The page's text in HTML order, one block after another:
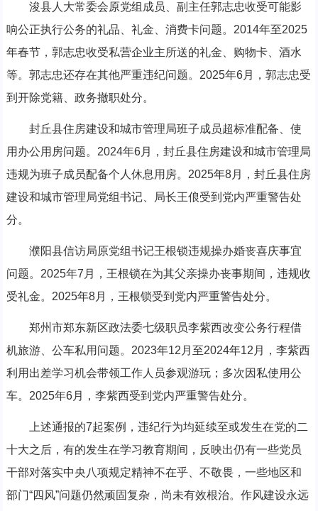
浚县人大常委会原党组成员、副主任郭志忠收受可能影
响公正执行公务的礼品、礼金、消费卡问题。2014年至2025
年春节，郭志忠收受私营企业主所送的礼金、购物卡、酒水
等。郭志忠还存在其他严重违纪问题。2025年6月，郭志忠受
到开除党籍、政务撤职处分。
封丘县住房建设和城市管理局班子成员超标准配备、使
用办公用房问题。2024年6月，封丘县住房建设和城市管理局
违规为班子成员配备个人休息用房。2025年8月，封丘县住房
建设和城市管理局党组书记、局长王俍受到党内严重警告处
分。
濮阳县信访局原党组书记王根锁违规操办婚丧喜庆事宜
问题。2025年7月，王根锁在为其父亲操办丧事期间，违规收
受礼金。2025年8月，王根锁受到党内严重警告处分。
郑州市郑东新区政法委七级职员李紫西改变公务行程借
机旅游、公车私用问题。2023年12月至2024年12月，李紫西
利用出差学习机会带领工作人员参观游玩；多次因私使用公
车。2025年6月，李紫西受到党内严重警告处分。
上述通报的7起案例，违纪行为均延续至或发生在党的二
十大之后，有的发生在学习教育期间，反映出仍有一些党员
干部对落实中央八项规定精神不在乎、不敬畏，一些地区和
部门“四风”问题仍然顽固复杂，尚未有效根治。作风建设永远